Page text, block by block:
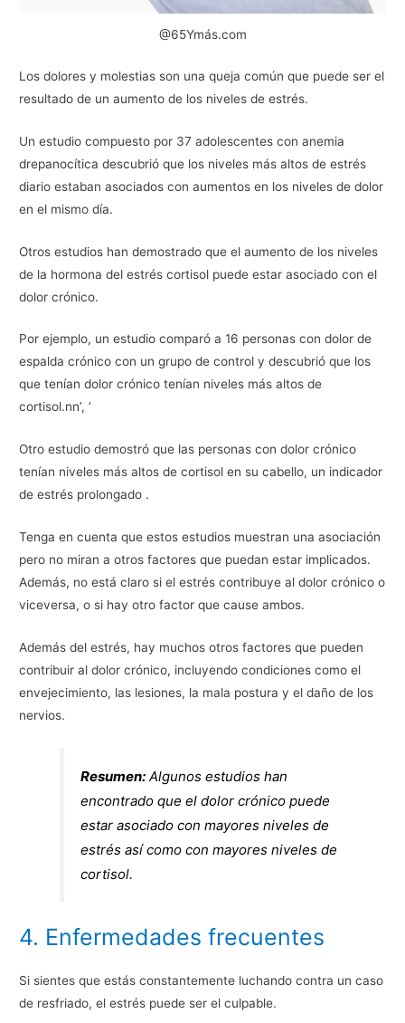
@65Ymás.com
Los dolores y molestias son una queja común que puede ser el
resultado de un aumento de los niveles de estrés.
Un estudio compuesto por 37 adolescentes con anemia
drepanocítica descubrió que los niveles más altos de estrés
diario estaban asociados con aumentos en los niveles de dolor
en el mismo día.
Otros estudios han demostrado que el aumento de los niveles
de la hormona del estrés cortisol puede estar asociado con el
dolor crónico.
Por ejemplo, un estudio comparó a 16 personas con dolor de
espalda crónico con un grupo de control y descubrió que los
que tenían dolor crónico tenían niveles más altos de
cortisol.nn’, ‘
Otro estudio demostró que las personas con dolor crónico
tenían niveles más altos de cortisol en su cabello, un indicador
de estrés prolongado .
Tenga en cuenta que estos estudios muestran una asociación
pero no miran a otros factores que puedan estar implicados.
Además, no está claro si el estrés contribuye al dolor crónico o
viceversa, o si hay otro factor que cause ambos.
Además del estrés, hay muchos otros factores que pueden
contribuir al dolor crónico, incluyendo condiciones como el
envejecimiento, las lesiones, la mala postura y el daño de los
nervios.
Resumen: Algunos estudios han
encontrado que el dolor crónico puede
estar asociado con mayores niveles de
estrés así como con mayores niveles de
cortisol.
4. Enfermedades frecuentes
Si sientes que estás constantemente luchando contra un caso
de resfriado, el estrés puede ser el culpable.